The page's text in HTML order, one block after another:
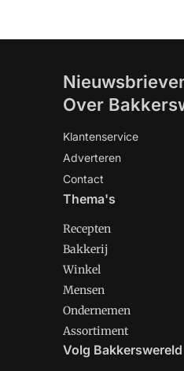
Over
Klantenservice
Adverteren
Contact
Thema's
Recepten
Bakkerij
Winkel
Mensen
Ondernemen
Assortiment
Volg Bakkerswereld